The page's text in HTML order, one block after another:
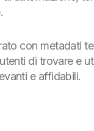
con metadati
di trovare e
e affidabili.